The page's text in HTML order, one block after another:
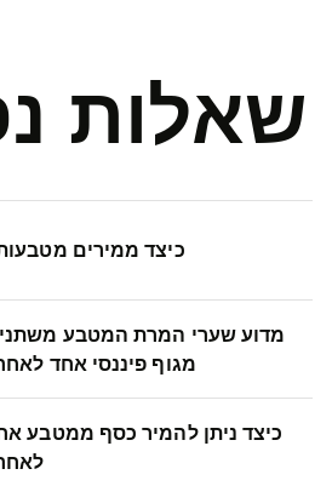
שאלות
כיצד ממירים מטבעות?
מדוע שערי המרת המטבע משתנים
מגוף פיננסי אחד לאחר?
כיצד ניתן להמיר כסף ממטבע אחד
לאחר?